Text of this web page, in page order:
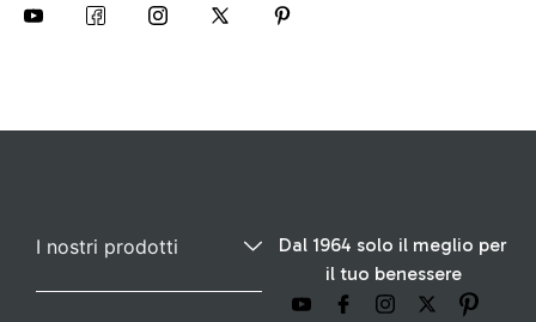
Dal 1964 solo il meglio per
il tuo benessere
I nostri prodotti